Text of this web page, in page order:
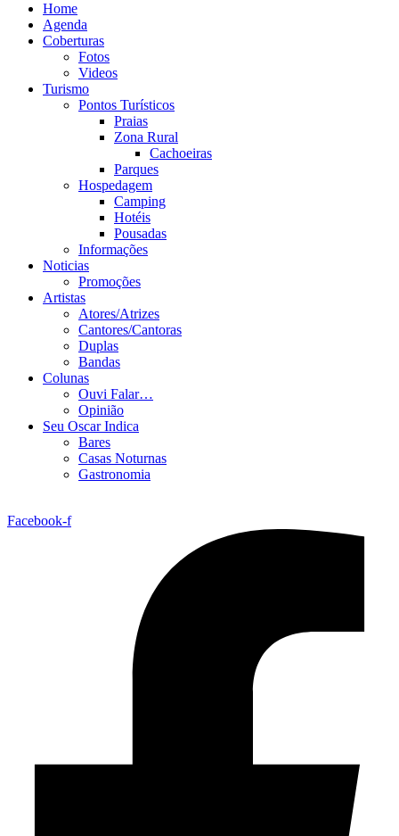
Home
Agenda
Coberturas
Fotos
Videos
Turismo
Pontos Turísticos
Praias
Zona Rural
Cachoeiras
Parques
Hospedagem
Camping
Hotéis
Pousadas
Informações
Noticias
Promoções
Artistas
Atores/Atrizes
Cantores/Cantoras
Duplas
Bandas
Colunas
Ouvi Falar…
Opinião
Seu Oscar Indica
Bares
Casas Noturnas
Gastronomia
Facebook-f